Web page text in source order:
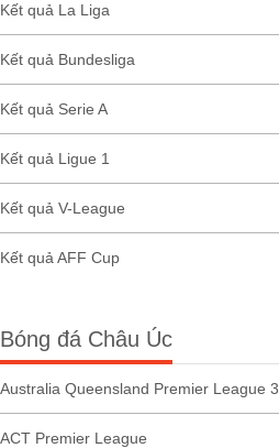
Kết quả La Liga
Kết quả Bundesliga
Kết quả Serie A
Kết quả Ligue 1
Kết quả V-League
Kết quả AFF Cup
Bóng đá Châu Úc
Australia Queensland Premier League 3
ACT Premier League